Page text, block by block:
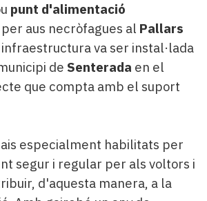
punt d'alimentació
per aus necròfagues al Pallars
va ser instal·lada
de Senterada en el
que compta amb el suport
especialment habilitats per
segur i regular per als voltors i
d'aquesta manera, a la